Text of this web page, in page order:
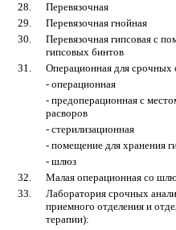
28.
Перевязочная
29.
Перевязочная гнойная
30.
Перевязочная гипсовая с
гипсовых бинтов
31.
Операционная для срочных
- операционная
- предоперационная с
расворов
- стерилизационная
- помещение для хранения
- шлюз
32.
Малая операционная со
33.
Лаборатория срочных
приемного отделения и
терапии):